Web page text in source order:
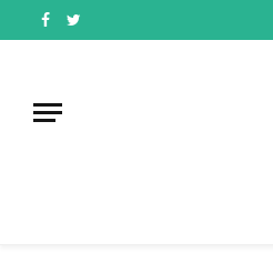
Facebook
Twitter